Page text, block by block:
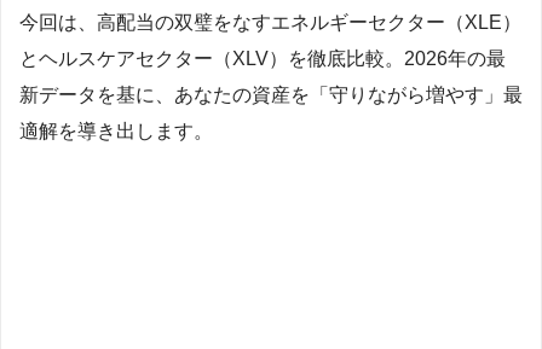
今回は、高配当の双璧をなすエネルギーセクター（XLE）
とヘルスケアセクター（XLV）を徹底比較。2026年の最
新データを基に、あなたの資産を「守りながら増やす」最
適解を導き出します。